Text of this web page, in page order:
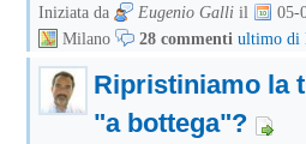
Iniziata da Eugenio Galli il
05-
Milano
28 commenti ultimo di
Ripristiniamo la
"a bottega"?